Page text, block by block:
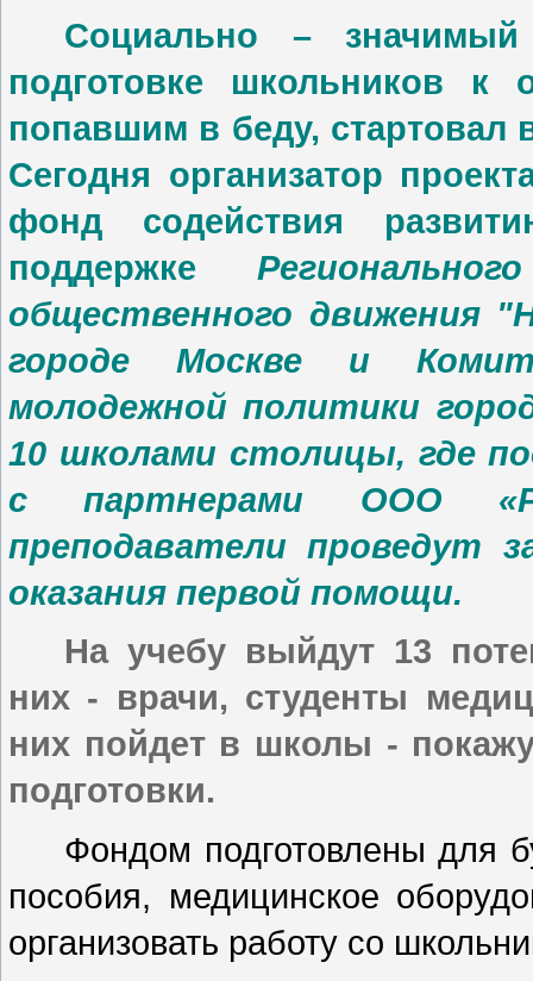
Социально –
подготовке школьников
попавшим в беду, стартовал
Сегодня организатор
фонд содействия
поддержке
общественного
городе Москве и
молодежной политики
10 школами столицы, где
с партнерами ООО
преподаватели проведут
оказания первой помощи.
На учебу выйдут 13
них - врачи, студенты
них пойдет в школы -
подготовки.
Фондом подготовлены для
пособия, медицинское
организовать работу со